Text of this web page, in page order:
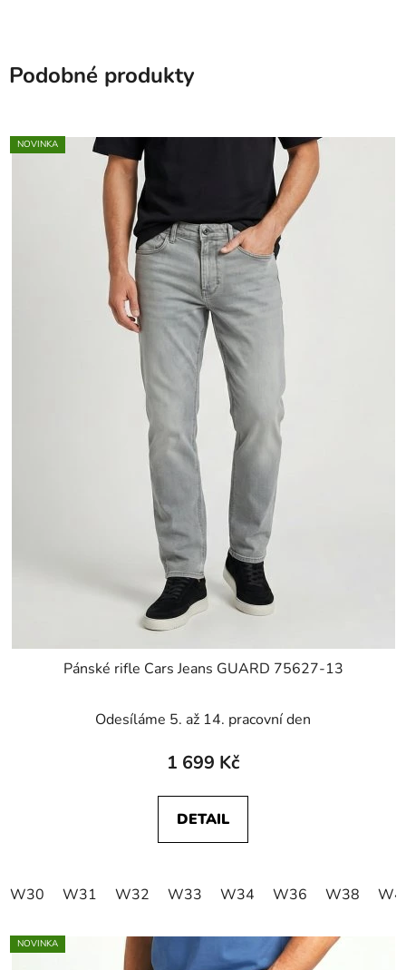
Podobné produkty
NOVINKA
Pánské rifle Cars Jeans GUARD 75627-13
Odesíláme 5. až 14. pracovní den
1 699 Kč
DETAIL
W30 W31 W32 W33 W34 W36 W38
NOVINKA